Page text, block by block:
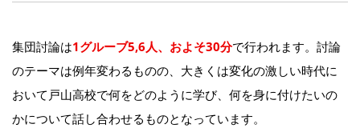
集団討論は1グルーブ5,6人、およそ30分で行われます。討論
のテーマは例年変わるものの、大きくは変化の激しい時代に
おいて戸山高校で何をどのように学び、何を身に付けたいの
かについて話し合わせるものとなっています。